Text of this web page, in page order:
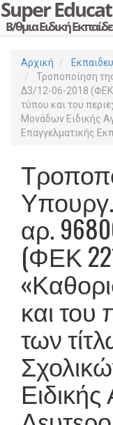
Αρχική
Τροποποίηση
Δ3/12-06-2018 (ΦΕΚ
τύπου και του
Μονάδων Ειδικής
Επαγγελματικής
αρ.
(ΦΕΚ
και του
των